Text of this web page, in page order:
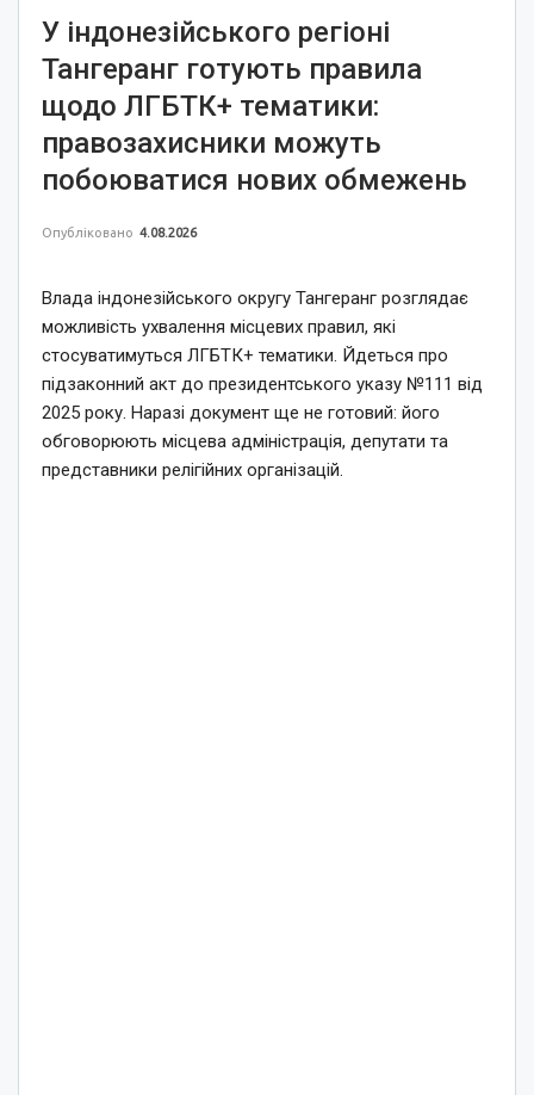
У індонезійського регіоні
Тангеранг готують правила
щодо ЛГБТК+ тематики:
правозахисники можуть
побоюватися нових обмежень
Опубліковано 4.08.2026
Влада індонезійського округу Тангеранг розглядає
можливість ухвалення місцевих правил, які
стосуватимуться ЛГБТК+ тематики. Йдеться про
підзаконний акт до президентського указу №111 від
2025 року. Наразі документ ще не готовий: його
обговорюють місцева адміністрація, депутати та
представники релігійних організацій.